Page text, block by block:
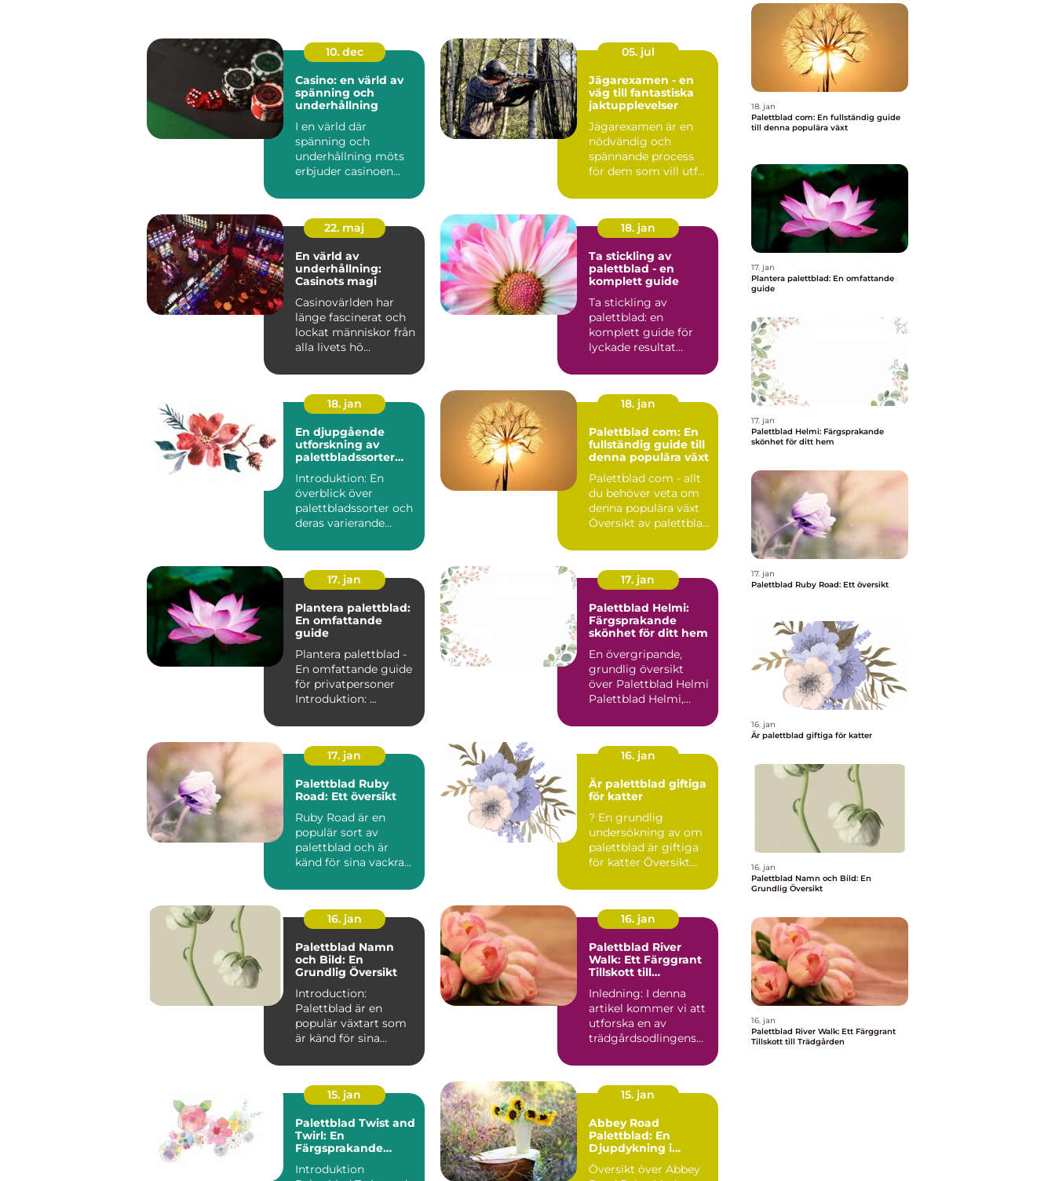
10. dec
Casino: en värld av
spänning och
underhållning
I en värld där
spänning och
underhållning möts
erbjuder casinoen
05. jul
Jägarexamen - en
väg till fantastiska
jaktupplevelser
Jägarexamen är en
nödvändig och
spännande process
för dem som vill utf...
22. maj
En värld av
underhållning:
Casinots magi
Casinovärlden har
länge fascinerat och
lockat människor från
alla livets hö...
18. jan
Ta stickling av
palettblad - en
komplett guide
Ta stickling av
palettblad: en
komplett guide för
lyckade resultat
och dess...
18. jan
En djupgående
utforskning av
palettbladssorter
Introduktion: En
överblick över
palettbladssorter och
deras varierande
Coleu...
18. jan
Palettblad com: En
fullständig guide till
denna populära växt
Palettblad com - allt
du behöver veta om
denna populära växt
Översikt av palettblad
17. jan
Plantera palettblad:
En omfattande
guide
Plantera palettblad -
En omfattande guide
för privatpersoner
Introduktion: ...
17. jan
Palettblad Helmi:
Färgsprakande
skönhet för ditt hem
En övergripande,
grundlig översikt
över Palettblad Helmi
Palettblad Helmi,
scu...
17. jan
Palettblad Ruby
Road: Ett översikt
Ruby Road är en
populär sort av
palettblad och är
känd för sina vackra
unika färgv...
16. jan
Är palettblad giftiga
för katter
? En grundlig
undersökning av om
palettblad är giftiga
för katter Översikt
pa...
16. jan
Palettblad Namn
och Bild: En
Grundlig Översikt
Introduction:
Palettblad är en
populär växtart som
är känd för sina
Dessutom finns de...
16. jan
Palettblad River
Walk: Ett Färggrant
Tillskott till
Inledning: I denna
artikel kommer vi att
utforska en av
trädgårdsodlingens
Palet...
15. jan
Palettblad Twist and
Twirl: En
Färgsprakande
Introduktion
15. jan
Abbey Road
Palettblad: En
Djupdykning i
Egenskaperna och
Översikt över Abbey
18. jan
Palettblad com: En fullständig guide
till denna populära växt
17. jan
Plantera palettblad: En omfattande
guide
17. jan
Palettblad Helmi: Färgsprakande
skönhet för ditt hem
17. jan
Palettblad Ruby Road: Ett översikt
16. jan
Är palettblad giftiga för katter
16. jan
Palettblad Namn och Bild: En
Grundlig Översikt
16. jan
Palettblad River Walk: Ett Färggrant
Tillskott till Trädgården